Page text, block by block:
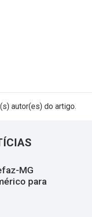
autor(es) do artigo.
MG
para